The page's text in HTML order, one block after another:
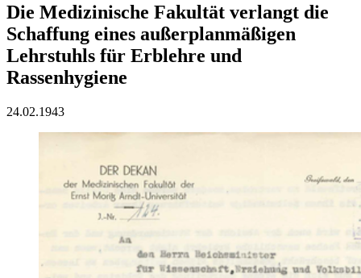
Die Medizinische Fakultät verlangt die
Schaffung eines außerplanmäßigen
Lehrstuhls für Erblehre und
Rassenhygiene
24.02.1943